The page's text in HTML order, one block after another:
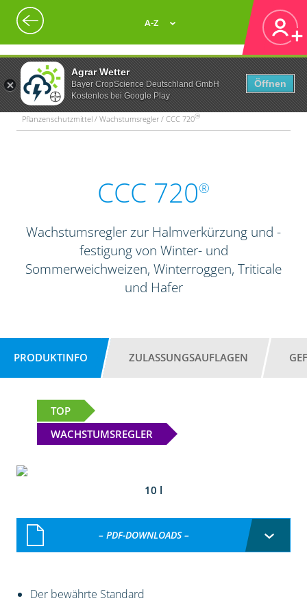
Agrar Wetter
Bayer CropScience Deutschland GmbH
Kostenlos bei Google Play
Öffnen
A-Z
Pflanzenschutzmittel / Wachstumsregler / CCC 720®
CCC 720®
Wachstumsregler zur Halmverkürzung und -
festigung von Winter- und
Sommerweichweizen, Winterroggen, Triticale
und Hafer
PRODUKTINFO ZULASSUNGSAUFLAGEN
TOP
WACHSTUMSREGLER
10 l
– PDF-DOWNLOADS –
Der bewährte Standard